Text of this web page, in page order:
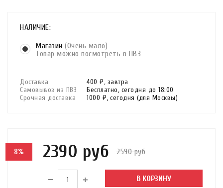
НАЛИЧИЕ:
Магазин (Очень мало)
Товар можно посмотреть в ПВЗ
Доставка 400 ₽, завтра
Самовывоз из ПВЗ
Бесплатно, сегодня до 18:00
Срочная доставка
1000 ₽, сегодня (для Москвы)
8% 2390 руб 2590 руб
В КОРЗИНУ